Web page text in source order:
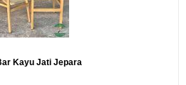
Kayu Jati Jepara